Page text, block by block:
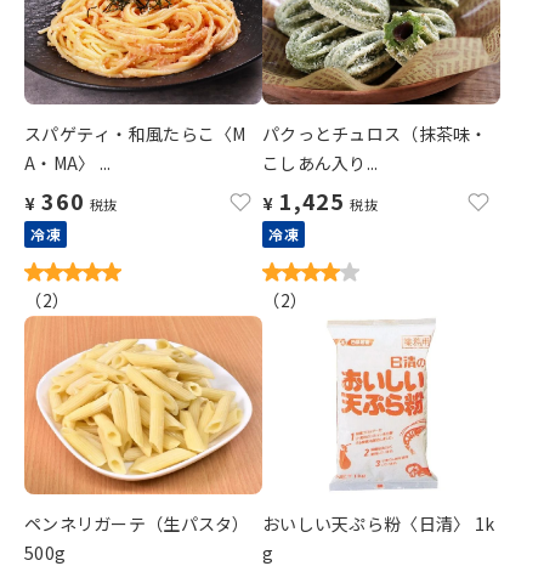
スパゲティ・和風たらこ〈M
A・MA〉 ...
¥ 360 税抜
冷凍
（2）
パクっとチュロス（抹茶味・
こしあん入り...
¥ 1,425 税抜
冷凍
（2）
ペンネリガーテ（生パスタ）
500g
おいしい天ぷら粉〈日清〉 1k
g